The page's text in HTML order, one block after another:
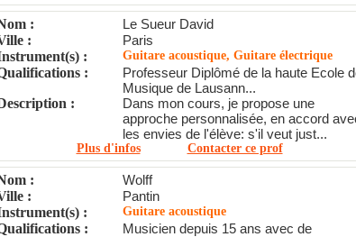
:
Le Sueur David
:
Paris
:
Guitare acoustique, Guitare électrique
:
Professeur Diplômé de la haute Ecole
Musique de Lausann...
:
Dans mon cours, je propose une
approche personnalisée, en accord
les envies de l'élève: s'il veut just...
Plus d'infos Contacter ce prof
:
Wolff
:
Pantin
:
Guitare acoustique
:
Musicien depuis 15 ans avec de